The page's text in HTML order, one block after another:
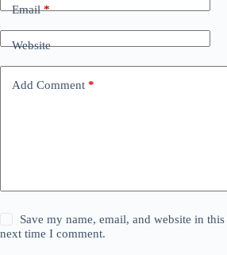
Email*
Website
Add Comment *
Save my name, email, and website in
next time I comment.